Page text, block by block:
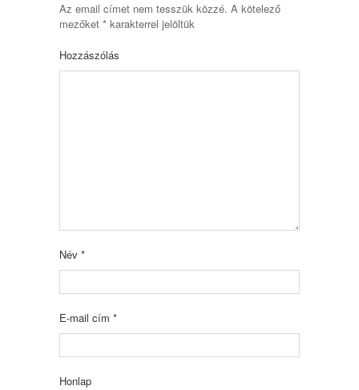
Az email címet nem tesszük közzé. A kötelező
mezőket * karakterrel jelöltük
Hozzászólás
Név *
E-mail cím *
Honlap